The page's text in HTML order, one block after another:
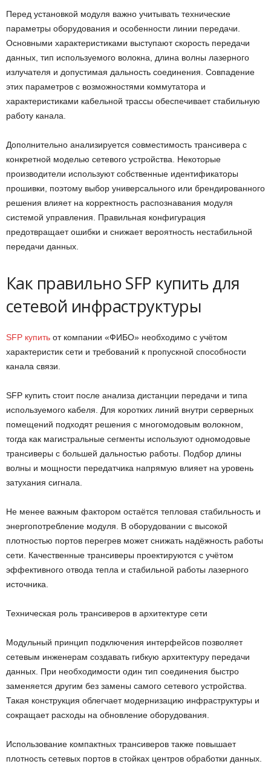
Перед установкой модуля важно учитывать технические
параметры оборудования и особенности линии передачи.
Основными характеристиками выступают скорость передачи
данных, тип используемого волокна, длина волны лазерного
излучателя и допустимая дальность соединения. Совпадение
этих параметров с возможностями коммутатора и
характеристиками кабельной трассы обеспечивает стабильную
работу канала.
Дополнительно анализируется совместимость трансивера с
конкретной моделью сетевого устройства. Некоторые
производители используют собственные идентификаторы
прошивки, поэтому выбор универсального или брендированного
решения влияет на корректность распознавания модуля
системой управления. Правильная конфигурация
предотвращает ошибки и снижает вероятность нестабильной
передачи данных.
Как правильно SFP купить для
сетевой инфраструктуры
SFP купить от компании «ФИБО» необходимо с учётом
характеристик сети и требований к пропускной способности
канала связи.
SFP купить стоит после анализа дистанции передачи и типа
используемого кабеля. Для коротких линий внутри серверных
помещений подходят решения с многомодовым волокном,
тогда как магистральные сегменты используют одномодовые
трансиверы с большей дальностью работы. Подбор длины
волны и мощности передатчика напрямую влияет на уровень
затухания сигнала.
Не менее важным фактором остаётся тепловая стабильность и
энергопотребление модуля. В оборудовании с высокой
плотностью портов перегрев может снижать надёжность работы
сети. Качественные трансиверы проектируются с учётом
эффективного отвода тепла и стабильной работы лазерного
источника.
Техническая роль трансиверов в архитектуре сети
Модульный принцип подключения интерфейсов позволяет
сетевым инженерам создавать гибкую архитектуру передачи
данных. При необходимости один тип соединения быстро
заменяется другим без замены самого сетевого устройства.
Такая конструкция облегчает модернизацию инфраструктуры и
сокращает расходы на обновление оборудования.
Использование компактных трансиверов также повышает
плотность сетевых портов в стойках центров обработки данных.